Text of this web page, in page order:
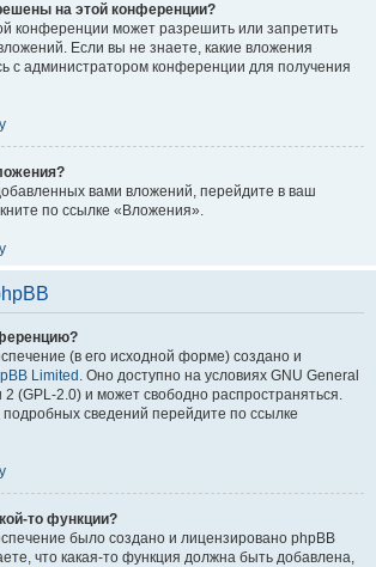
на этой конференции?
конференции может разрешить или запретить
Если вы не знаете, какие вложения
с администратором конференции для получения
вами вложений, перейдите в ваш
по ссылке «Вложения».
(в его исходной форме) создано и
Limited . Оно доступно на условиях GNU General
2 (GPL-2.0) и может свободно распространяться.
сведений перейдите по ссылке
то функции?
было создано и лицензировано phpBB
что какая-то функция должна быть добавлена,